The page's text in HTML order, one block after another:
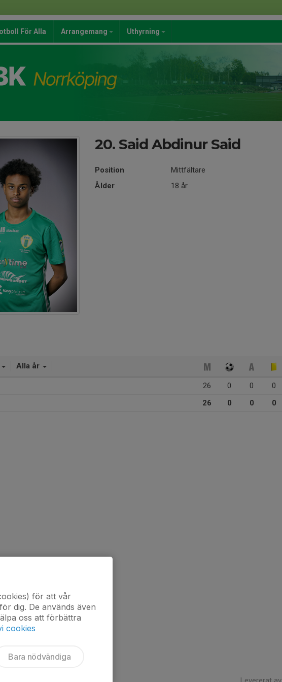
För Alla Arrangemang Uthyrning
20. Said Abdinur Said
Position
Mittfältare
Ålder
18 år
Alla år
26 0 0 0
26 0 0 0
för att vår
dig. De används även
oss att förbättra
cookies
Bara nödvändiga